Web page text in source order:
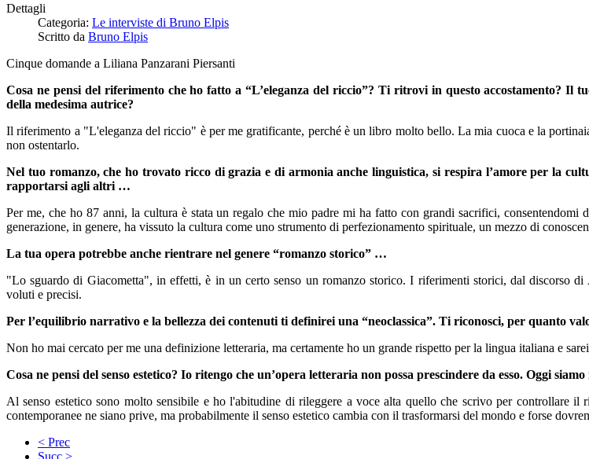
Dettagli
Categoria: Le interviste di Bruno Elpis
Scritto da Bruno Elpis
Cinque domande a Liliana Panzarani Piersanti
Cosa ne pensi del riferimento che ho fatto a “L’eleganza del riccio”? Ti ritrovi in questo accostamento?
della medesima autrice?
Il riferimento a "L'eleganza del riccio" è per me gratificante, perché è un libro molto bello. La mia cuoca e la
non ostentarlo.
Nel tuo romanzo, che ho trovato ricco di grazia e di armonia anche linguistica, si respira l’amore per la
rapportarsi agli altri …
Per me, che ho 87 anni, la cultura è stata un regalo che mio padre mi ha fatto con grandi sacrifici,
generazione, in genere, ha vissuto la cultura come uno strumento di perfezionamento spirituale, un mezzo di
La tua opera potrebbe anche rientrare nel genere “romanzo storico” …
"Lo sguardo di Giacometta", in effetti, è in un certo senso un romanzo storico. I riferimenti storici, dal discorso
voluti e precisi.
Per l’equilibrio narrativo e la bellezza dei contenuti ti definirei una “neoclassica”. Ti riconosci, per quanto
Non ho mai cercato per me una definizione letteraria, ma certamente ho un grande rispetto per la lingua italiana e
Cosa ne pensi del senso estetico? Io ritengo che un’opera letteraria non possa prescindere da esso. Oggi
Al senso estetico sono molto sensibile e ho l'abitudine di rileggere a voce alta quello che scrivo per controllare
contemporanee ne siano prive, ma probabilmente il senso estetico cambia con il trasformarsi del mondo e forse
< Prec
Succ >